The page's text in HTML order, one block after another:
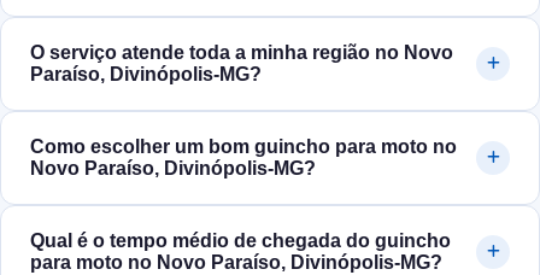
O serviço atende toda a minha região no Novo
Paraíso, Divinópolis‑MG?
Como escolher um bom guincho para moto no
Novo Paraíso, Divinópolis‑MG?
Qual é o tempo médio de chegada do guincho
para moto no Novo Paraíso, Divinópolis‑MG?